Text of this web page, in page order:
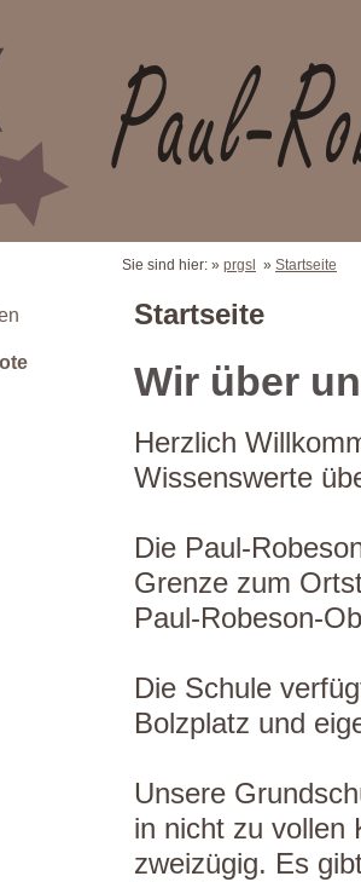
Sie sind hier: » prgsl » Startseite
Startseite
Wir über
Herzlich
Wissenswerte
Die Paul-
Grenze zum
Paul-Robeson-
Die Schule
Bolzplatz und
Unsere
in nicht zu vollen
zweizügig. Es